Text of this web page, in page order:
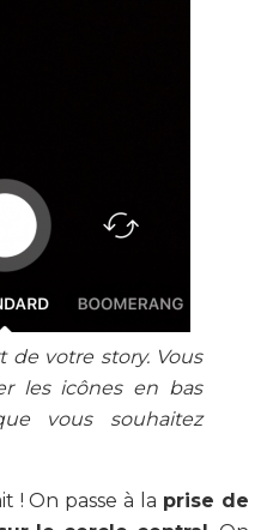
de votre story. Vous
les icônes en bas
vous souhaitez
! On passe à la prise de